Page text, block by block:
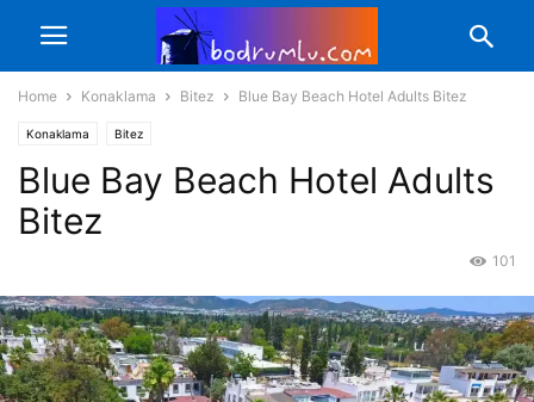
Home Konaklama Bitez Blue Bay Beach Hotel Adults Bitez
Konaklama Bitez
Blue Bay Beach Hotel Adults
Bitez
101